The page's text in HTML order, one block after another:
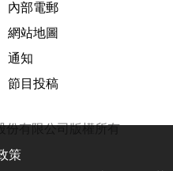
內部電郵
網站地圖
通知
節目投稿
份有限公司版權所有
策